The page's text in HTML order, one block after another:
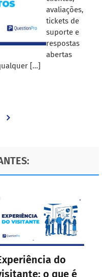
avaliações,
tickets de
suporte e
respostas
abertas
[…]
do
o que é